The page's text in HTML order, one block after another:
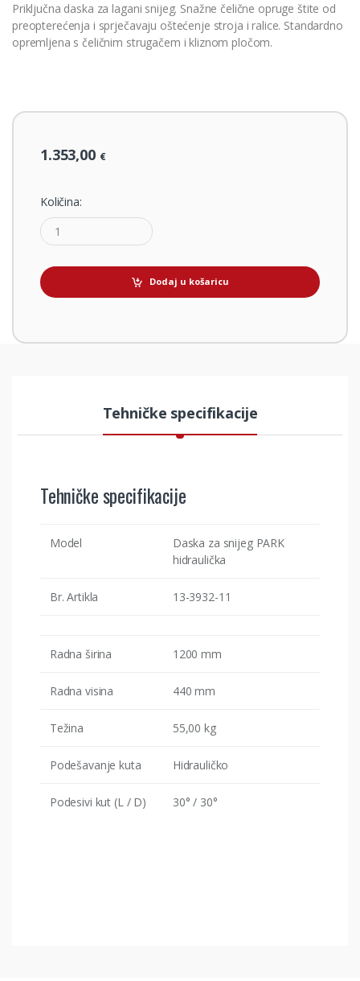
Priključna daska za lagani snijeg. Snažne čelične opruge štite od
preopterećenja i sprječavaju oštećenje stroja i ralice. Standardno
opremljena s čeličnim strugačem i kliznom pločom.
1.353,00 €
Količina:
Dodaj u košaricu
Tehničke specifikacije
Tehničke specifikacije
Model
Daska za snijeg PARK
hidraulička
Br. Artikla 13-3932-11
Radna širina 1200 mm
Radna visina 440 mm
Težina 55,00 kg
Podešavanje kuta Hidrauličko
Podesivi kut (L / D) 30° / 30°